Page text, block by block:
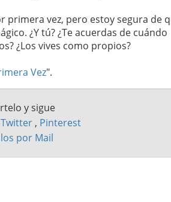
primera vez, pero estoy segura de
¿Y tú? ¿Te acuerdas de cuándo
¿Los vives como propios?
Vez".
y sigue
Twitter , Pinterest
por Mail